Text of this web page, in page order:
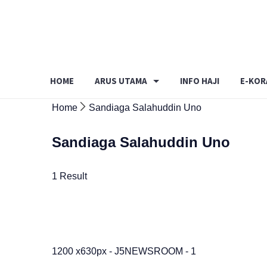
HOME ARUS UTAMA INFO HAJI E-
Home Sandiaga Salahuddin Uno
Sandiaga Salahuddin Uno
1 Result
1200 x630px - J5NEWSROOM - 1